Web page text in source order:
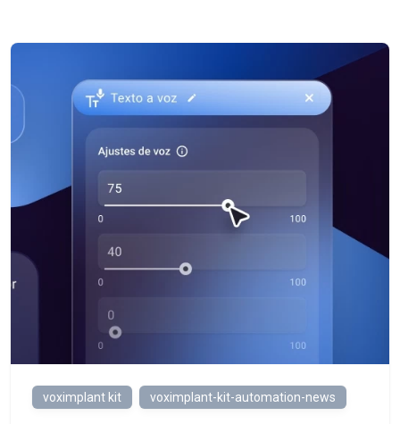
voximplant kit voximplant-kit-automation-news